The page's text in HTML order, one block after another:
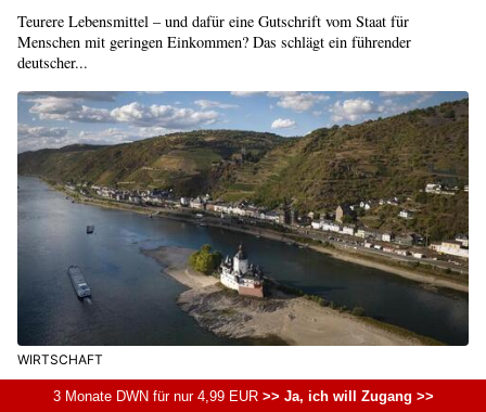
Teurere Lebensmittel – und dafür eine Gutschrift vom Staat für
Menschen mit geringen Einkommen? Das schlägt ein führender
deutscher...
WIRTSCHAFT
Industrie legt zu: Rhein wird zum Konjunkturrisiko
3 Monate DWN für nur 4,99 EUR>> Ja, ich will Zugang >>